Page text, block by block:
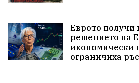
ЗаедноМожемПовече Село
РИОСВ МОСВ Държавна
Еврото получи
решението на
икономически
ограничиха